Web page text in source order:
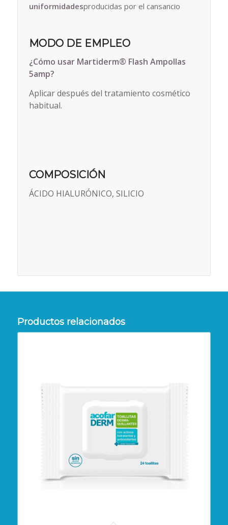
uniformidadesproducidas por el cansancio
MODO DE EMPLEO
¿Cómo usar Martiderm® Flash Ampollas
5amp?
Aplicar después del tratamiento cosmético
habitual.
COMPOSICIÓN
ÁCIDO HIALURÓNICO, SILICIO
Productos relacionados